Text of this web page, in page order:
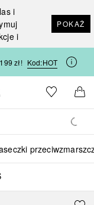
i
i
POKAŻ
zł! Kod:HOT
Strona główna Douglas
Do listyDo